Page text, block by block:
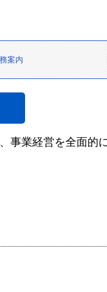
案内
のお客様
・贈与でお悩みの方へ
設立を目指している方へ
のお客様
保険・労務について
事業経営を全面的